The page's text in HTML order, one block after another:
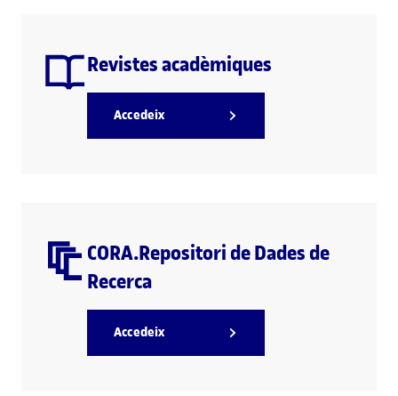
Revistes acadèmiques
Accedeix
CORA.Repositori de Dades de
Recerca
Accedeix